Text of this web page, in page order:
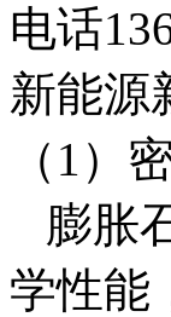
电话
新能源
（1）
膨胀
学性能